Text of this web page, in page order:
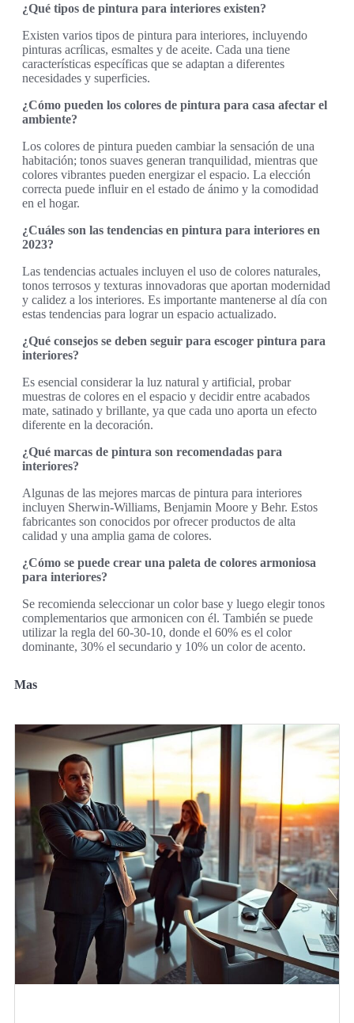
¿Qué tipos de pintura para interiores existen?
Existen varios tipos de pintura para interiores, incluyendo
pinturas acrílicas, esmaltes y de aceite. Cada una tiene
características específicas que se adaptan a diferentes
necesidades y superficies.
¿Cómo pueden los colores de pintura para casa afectar el
ambiente?
Los colores de pintura pueden cambiar la sensación de una
habitación; tonos suaves generan tranquilidad, mientras que
colores vibrantes pueden energizar el espacio. La elección
correcta puede influir en el estado de ánimo y la comodidad
en el hogar.
¿Cuáles son las tendencias en pintura para interiores en
2023?
Las tendencias actuales incluyen el uso de colores naturales,
tonos terrosos y texturas innovadoras que aportan modernidad
y calidez a los interiores. Es importante mantenerse al día con
estas tendencias para lograr un espacio actualizado.
¿Qué consejos se deben seguir para escoger pintura para
interiores?
Es esencial considerar la luz natural y artificial, probar
muestras de colores en el espacio y decidir entre acabados
mate, satinado y brillante, ya que cada uno aporta un efecto
diferente en la decoración.
¿Qué marcas de pintura son recomendadas para
interiores?
Algunas de las mejores marcas de pintura para interiores
incluyen Sherwin-Williams, Benjamin Moore y Behr. Estos
fabricantes son conocidos por ofrecer productos de alta
calidad y una amplia gama de colores.
¿Cómo se puede crear una paleta de colores armoniosa
para interiores?
Se recomienda seleccionar un color base y luego elegir tonos
complementarios que armonicen con él. También se puede
utilizar la regla del 60-30-10, donde el 60% es el color
dominante, 30% el secundario y 10% un color de acento.
Mas